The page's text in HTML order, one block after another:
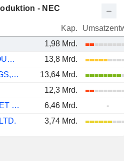
- NEC
Kap.
1,98 Mrd.
WARNER MUSIC GROUP CORP.
13,8 Mrd.
TKO GROUP HOLDINGS, INC.
13,64 Mrd.
12,3 Mrd.
COMPAGNIE DE L'ODET SE
6,46 Mrd.
-
3,74 Mrd.